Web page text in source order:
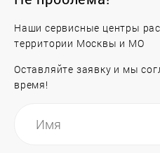
Наши сервисные центры
территории Москвы и МО
Оставляйте заявку и мы
время!